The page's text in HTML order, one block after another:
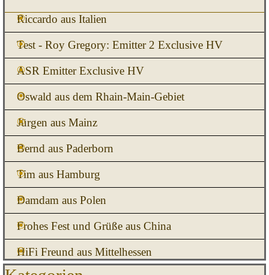
Riccardo aus Italien
Test - Roy Gregory: Emitter 2 Exclusive HV
ASR Emitter Exclusive HV
Oswald aus dem Rhain-Main-Gebiet
Jürgen aus Mainz
Bernd aus Paderborn
Tim aus Hamburg
Damdam aus Polen
Frohes Fest und Grüße aus China
HiFi Freund aus Mittelhessen
Block überspringen Kategorien